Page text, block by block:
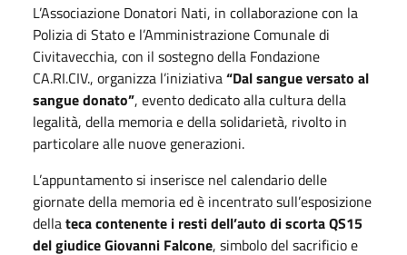
L’Associazione Donatori Nati, in collaborazione con la
Polizia di Stato e l’Amministrazione Comunale di
Civitavecchia, con il sostegno della Fondazione
CA.RI.CIV., organizza l’iniziativa“Dal sangue versato al
sangue donato”, evento dedicato alla cultura della
legalità, della memoria e della solidarietà, rivolto in
particolare alle nuove generazioni.
L’appuntamento si inserisce nel calendario delle
giornate della memoria ed è incentrato sull’esposizione
dellateca contenente i resti dell’auto di scorta QS15
del giudice Giovanni Falcone, simbolo del sacrificio e